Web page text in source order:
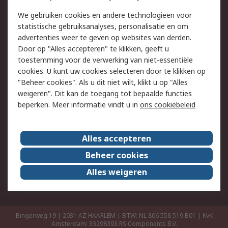
Track & Trace
Wettelijk
Cookiebeleid
Email veiligheid
Privacybeleid
Websitevoorwaarden
Algemene
verkoopvoorwaarden
Over RS
RS Group
Over ons
RS wereldwijd
Werken bij RS
ESG
Bingerweg 19 | 2031 AZ HAARLEM | BTW: NL 806 558 519.B01 | KvK
Amsterdam: 33298393 RS Components B.V.
We gebruiken cookies en andere technologieën voor
statistische gebruiksanalyses, personalisatie en om
advertenties weer te geven op websites van derden.
Door op "Alles accepteren" te klikken, geeft u
toestemming voor de verwerking van niet-essentiële
cookies. U kunt uw cookies selecteren door te klikken op
"Beheer cookies". Als u dit niet wilt, klikt u op "Alles
weigeren". Dit kan de toegang tot bepaalde functies
beperken. Meer informatie vindt u in ons cookiebeleid
Alles accepteren
Beheer cookies
Alles weigeren